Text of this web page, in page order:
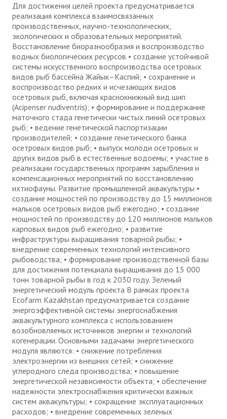
Для достижения целей проекта предусматривается
реализация комплекса взаимосвязанных
производственных, научно-технологических,
экологических и образовательных мероприятий.
Восстановление биоразнообразия и воспроизводство
водных биологических ресурсов • создание устойчивой
системы искусственного воспроизводства осетровых
видов рыб бассейна Жайык–Каспий; • сохранение и
воспроизводство редких и исчезающих видов
осетровых рыб, включая краснокнижный вид шип
(Acipenser nudiventris); • формирование и поддержание
маточного стада генетически чистых линий осетровых
рыб; • ведение генетической паспортизации
производителей; • создание генетического банка
осетровых видов рыб; • выпуск молоди осетровых и
других видов рыб в естественные водоемы; • участие в
реализации государственных программ зарыбления и
компенсационных мероприятий по восстановлению
ихтиофауны. Развитие промышленной аквакультуры •
создание мощностей по производству до 15 миллионов
мальков осетровых видов рыб ежегодно; • создание
мощностей по производству до 120 миллионов мальков
карповых видов рыб ежегодно; • развитие
инфраструктуры выращивания товарной рыбы; •
внедрение современных технологий интенсивного
рыбоводства; • формирование производственной базы
для достижения потенциала выращивания до 15 000
тонн товарной рыбы в год к 2030 году. Зеленый
энергетический модуль проекта В рамках проекта
Ecofarm Kazakhstan предусматривается создание
энергоэффективной системы энергоснабжения
аквакультурного комплекса с использованием
возобновляемых источников энергии и технологий
когенерации. Основными задачами энергетического
модуля являются: • снижение потребления
электроэнергии из внешних сетей; • снижение
углеродного следа производства; • повышение
энергетической независимости объекта; • обеспечение
надежности электроснабжения критически важных
систем аквакультуры; • сокращение эксплуатационных
расходов; • внедрение современных зеленых